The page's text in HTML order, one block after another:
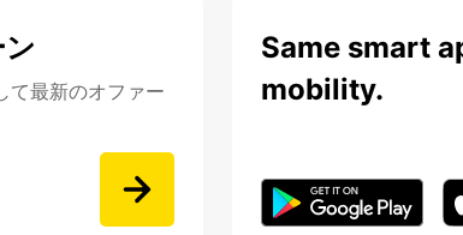
て最新のオファー
Same smart
mobility.